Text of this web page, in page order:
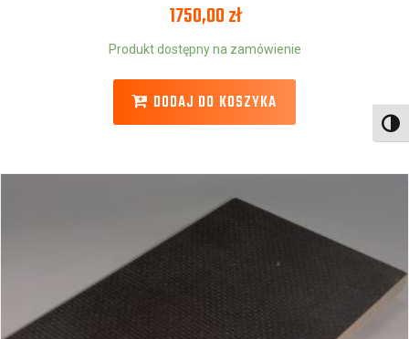
1750,00zł
Produkt dostępny na zamówienie
DODAJ DO KOSZYKA